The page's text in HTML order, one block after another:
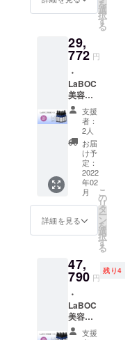
32％
円（送
料別）
でお届
けいた
しま
す。
を
選
択
す
る
29,
772 円
・
LaBOC
美容液
5本 ・
送料一
律600円
※希望小
売価格5
42,900
円（税
込）の
とこ
ろ、
32％
円（送
料別）
でお届
けいた
しま
す。
支援
者：
2人
お届
け予
定：
2022
年02
月
詳細を見る
こ
の
リ
タ
ー
ン
を
選
択
す
る
47,
790 円
残り4
・
LaBOC
美容液
10本 ・
支援